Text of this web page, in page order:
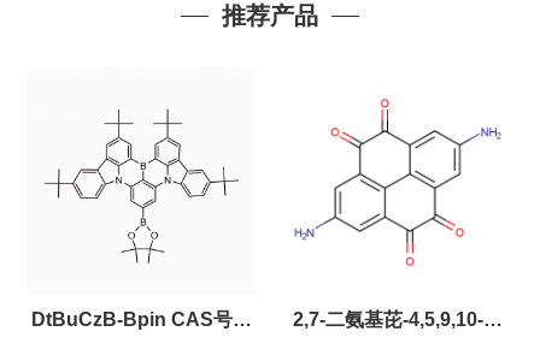
推荐产品
DtBuCzB-Bpin CAS号： 2,7-二氨基芘-4,5,9,10-四